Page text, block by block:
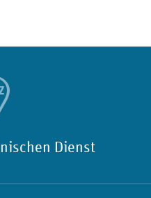
Dienst